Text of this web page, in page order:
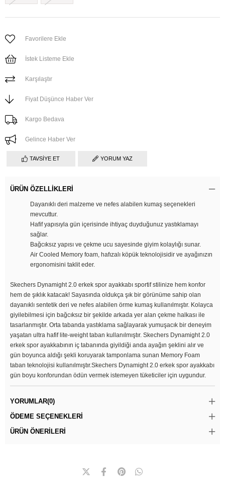
Favorilere Ekle
İstek Listeme Ekle
Karşılaştır
Fiyat Düşünce Haber Ver
Kargo Bedava
Gelince Haber Ver
TAVSIYE ET YORUM YAZ
ÜRÜN ÖZELLIKLERI
Dayanıklı deri malzeme ve nefes alabilen kumaş seçenekleri
mevcuttur.
Hafif yapısıyla gün içerisinde ihtiyaç duyduğunuz yastıklamayı
sağlar.
Bağcıksız yapısı ve çekme ucu sayesinde giyim kolaylığı sunar.
Air Cooled Memory foam, hafızalı köpük teknolojisidir ve ayağınızın
ergonomisini taklit eder.
Skechers Dynamight 2.0 erkek spor ayakkabı sportif stilinize hem konfor
hem de şıklık katacak! Sayasında oldukça şık bir görünüme sahip olan
dayanıklı sentetik deri ve nefes alabilen örme kumaş kullanılmıştır. Kolayca
giyilebilmesi için bağcıksız bir şekilde arkada yer alan çekme halkası ile
tasarlanmıştır. Orta tabanda yastıklama sağlayarak yumuşacık bir deneyim
yaşatan ultra hafif lite-weight taban kullanılmıştır. Skechers Dynamight 2.0
erkek spor ayakkabının iç tabanında giyildiği anda ayağın şeklini alır ve
gün boyunca aldığı şekli koruyarak tamponlama sunan Memory Foam
taban teknolojisi kullanılmıştır.Skechers Dynamight 2.0 erkek spor ayakkabı
gün boyu konforundan ödün vermek istemeyen tüketiciler için uygundur.
YORUMLAR(0)
ÖDEME SEÇENEKLERI
ÜRÜN ÖNERILERI